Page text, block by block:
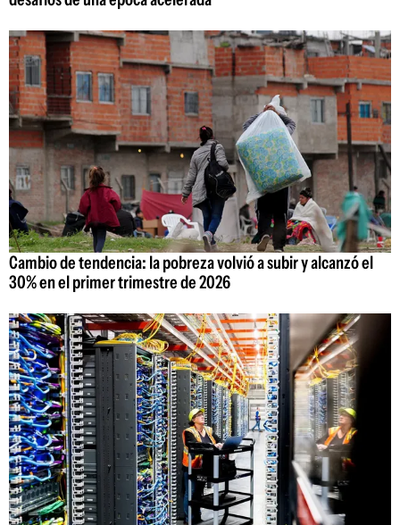
Cambio de tendencia: la pobreza volvió a subir y alcanzó el
30% en el primer trimestre de 2026